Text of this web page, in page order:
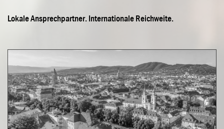
Lokale Ansprechpartner. Internationale Reichweite.